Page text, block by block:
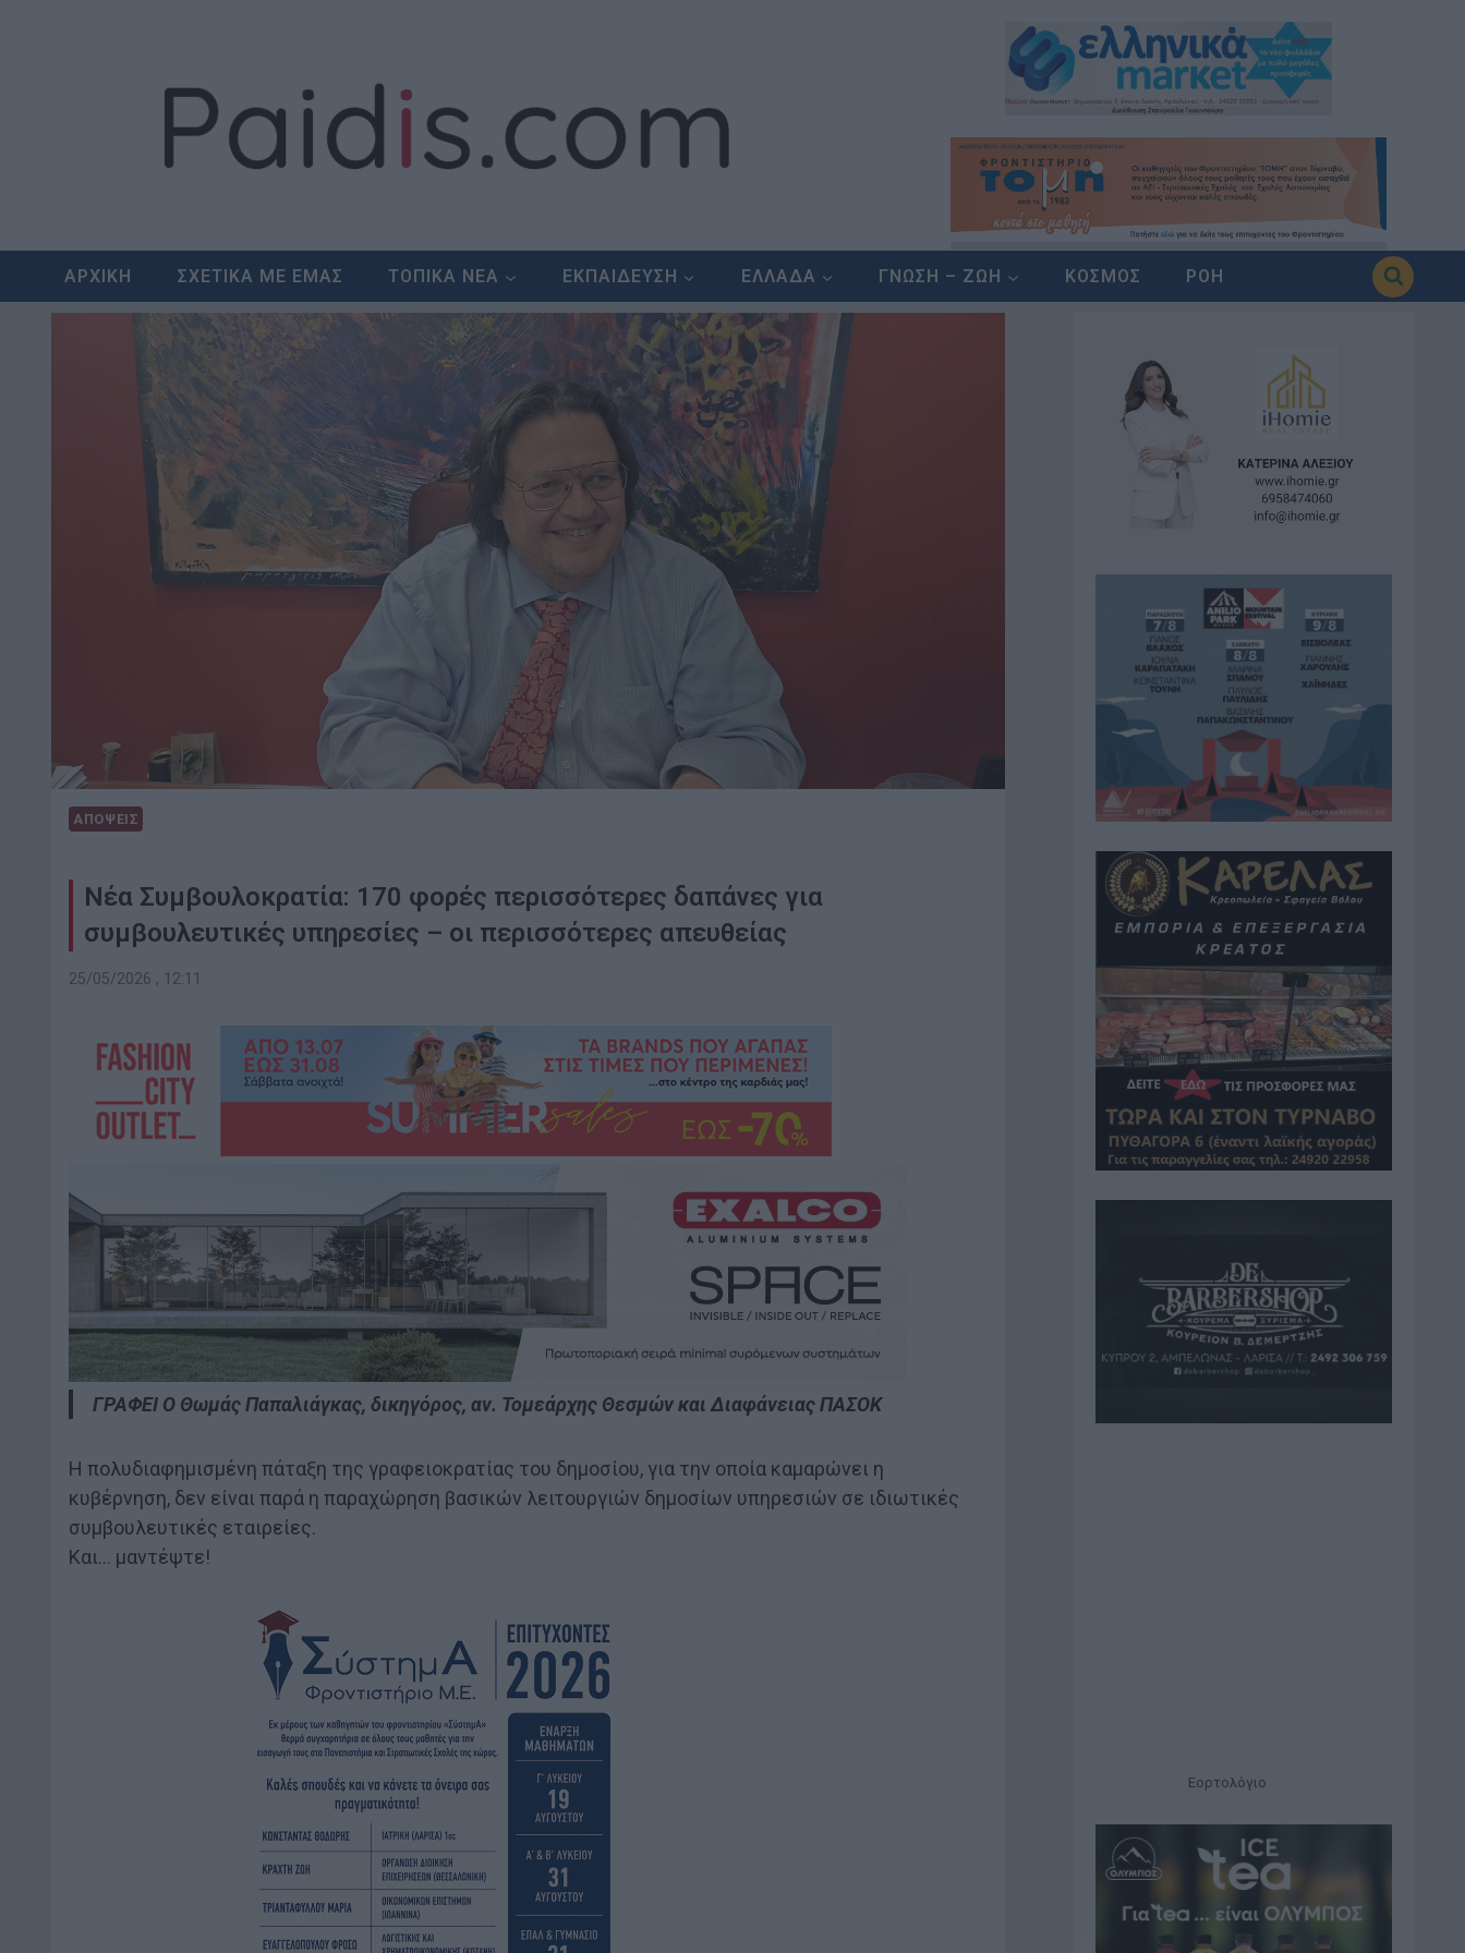
ΑΡΧΙΚΗ ΣΧΕΤΙΚΑ ΜΕ ΕΜΑΣ ΤΟΠΙΚΑ ΝΕΑ ΕΚΠΑΙΔΕΥΣΗ ΕΛΛΑΔΑ ΓΝΩΣΗ – ΖΩΗ ΚΟΣΜΟΣ ΡΟΗ
ΑΠΟΨΕΙΣ
Νέα Συμβουλοκρατία: 170 φορές περισσότερες δαπάνες για
συμβουλευτικές υπηρεσίες – οι περισσότερες απευθείας
25/05/2026 , 12:11
ΓΡΑΦΕΙ Ο Θωμάς Παπαλιάγκας, δικηγόρος, αν. Τομεάρχης Θεσμών και Διαφάνειας ΠΑΣΟΚ
Η πολυδιαφημισμένη πάταξη της γραφειοκρατίας του δημοσίου, για την οποία καμαρώνει η
κυβέρνηση, δεν είναι παρά η παραχώρηση βασικών λειτουργιών δημοσίων υπηρεσιών σε ιδιωτικές
συμβουλευτικές εταιρείες.
Και… μαντέψτε!
Εορτολόγιο